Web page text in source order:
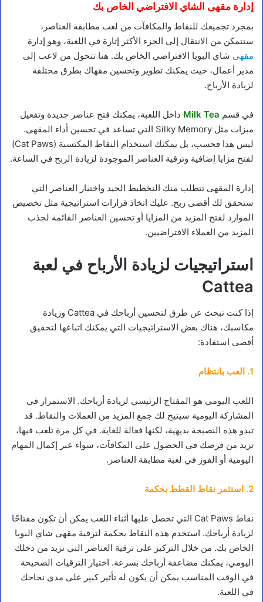
إدارة مقهى الشاي الافتراضي الخاص بك
بمجرد تجميعك للنقاط والمكافآت من لعب مطابقة العناصر،
ستتمكن من الانتقال إلى الجزء الأكثر إثارة في اللعبة، وهو إدارة
مقهى شاي البوبا الافتراضي الخاص بك. هنا تتحول من لاعب إلى
مدير أعمال، حيث يمكنك تطوير وتحسين مقهاك بطرق مختلفة
لزيادة الأرباح.
في قسم Milk Tea داخل اللعبة، يمكنك فتح عناصر جديدة وتفعيل
ميزات مثل Silky Memory التي تساعد في تحسين أداء المقهى.
ليس هذا فحسب، بل يمكنك استخدام النقاط المكتسبة (Cat Paws)
لفتح مزايا إضافية وترقية العناصر الموجودة لزيادة الربح في الساعة.
إدارة المقهى تتطلب منك التخطيط الجيد واختيار العناصر التي
ستحقق لك أقصى ربح. عليك اتخاذ قرارات استراتيجية مثل تخصيص
الموارد لفتح المزيد من المزايا أو تحسين العناصر القائمة لجذب
المزيد من العملاء الافتراضيين.
استراتيجيات لزيادة الأرباح في لعبة
Cattea
إذا كنت تبحث عن طرق لتحسين أرباحك في Cattea وزيادة
مكاسبك، هناك بعض الاستراتيجيات التي يمكنك اتباعها لتحقيق
أقصى استفادة:
1. العب بانتظام
اللعب اليومي هو المفتاح الرئيسي لزيادة أرباحك. الاستمرار في
المشاركة اليومية سيتيح لك جمع المزيد من العملات والنقاط. قد
تبدو هذه النصيحة بديهية، لكنها فعالة للغاية. في كل مرة تلعب فيها،
تزيد من فرصك في الحصول على المكافآت، سواء عبر إكمال المهام
اليومية أو الفوز في لعبة مطابقة العناصر.
2. استثمر نقاط القطط بحكمة
نقاط Cat Paws التي تحصل عليها أثناء اللعب يمكن أن تكون مفتاحًا
لزيادة أرباحك. استخدم هذه النقاط بحكمة لترقية مقهى شاي البوبا
الخاص بك. من خلال التركيز على ترقية العناصر التي تزيد من دخلك
اليومي، يمكنك مضاعفة أرباحك بسرعة. اختيار الترقيات الصحيحة
في الوقت المناسب يمكن أن يكون له تأثير كبير على مدى نجاحك
في اللعبة.